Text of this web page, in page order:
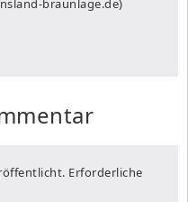
braunlage.de)
Erforderliche